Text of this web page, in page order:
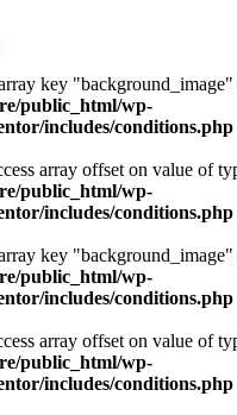
key "background_image"
public_html/wp-
includes/conditions.php
array offset on value of
public_html/wp-
includes/conditions.php
key "background_image"
public_html/wp-
includes/conditions.php
array offset on value of
public_html/wp-
includes/conditions.php